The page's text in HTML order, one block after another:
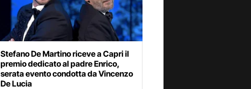
Stefano De Martino riceve a Capri il
premio dedicato al padre Enrico,
serata evento condotta da Vincenzo
De Lucia